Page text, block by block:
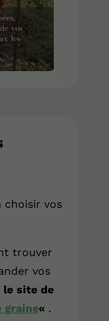
choisir vos
trouver
vos
le site de
graine« .